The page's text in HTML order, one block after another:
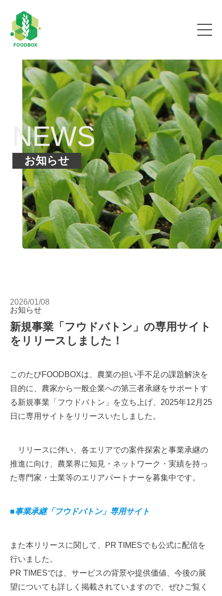
NEWS
お知らせ
2026/01/08
お知らせ
新規事業「フウドバトン」の専用サイト
をリリースしました！
このたびFOODBOXは、農業の担い手不足の課題解決を
目的に、農家から一般企業への第三者承継をサポートす
る新規事業「フウドバトン」を立ち上げ、2025年12月25
日に専用サイトをリリース いたしました。
リリースに伴い、各エリアでの案件探索と事業承継の
推進に向け、農業界に知見・ネットワーク・実績を持っ
た専門家・士業等のエリアパートナーを募集中です。
■事業承継「フウドバトン」専用サイト
また本リリースに関して、PR TIMESでも公式に配信を
行いました。
PR TIMESでは、サービスの背景や提供価値、今後の展
望についても詳しく掲載されていますので、ぜひご覧く